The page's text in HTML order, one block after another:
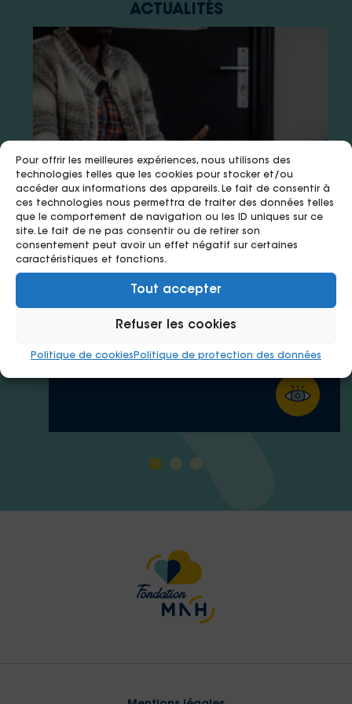
Pour offrir les meilleures expériences, nous utilisons des
technologies telles que les cookies pour stocker et/ou
accéder aux informations des appareils. Le fait de consentir à
ces technologies nous permettra de traiter des données telles
que le comportement de navigation ou les ID uniques sur ce
site. Le fait de ne pas consentir ou de retirer son
consentement peut avoir un effet négatif sur certaines
caractéristiques et fonctions.
Tout accepter
Refuser les cookies
Politique de cookies Politique de protection des données
ACTUALITÉS
15 juillet 2026
VIH : la médiation en santé, un
appui précieux pour les soignants
8 juillet 2026
Infographie « professionnels de
santé » de l’évaluation d’impact
social du projet Med-Ika
8 juillet 2026
Infographie « patients » de
l’évaluation d’impact social du
projet Med-Ika d’Ikambere